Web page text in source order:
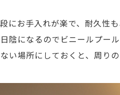
にお手入れが楽で、耐久性も
陰になるのでビニールプー
い場所にしておくと、周り